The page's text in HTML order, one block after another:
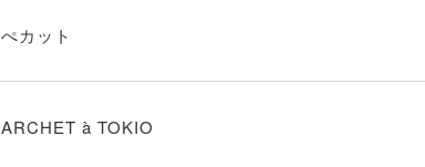
ぺカット
ARCHET à TOKIO